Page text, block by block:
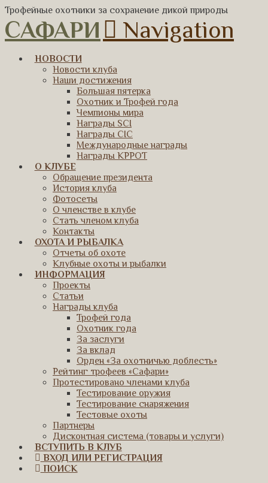
Трофейные охотники за сохранение дикой природы
САФАРИ Navigation
НОВОСТИ
Новости клуба
Наши достижения
Большая пятерка
Охотник и Трофей года
Чемпионы мира
Награды SCI
Награды CIC
Международные награды
Награды КРРОТ
О КЛУБЕ
Обращение президента
История клуба
Фотосеты
О членстве в клубе
Стать членом клуба
Контакты
ОХОТА И РЫБАЛКА
Отчеты об охоте
Клубные охоты и рыбалки
ИНФОРМАЦИЯ
Проекты
Статьи
Награды клуба
Трофей года
Охотник года
За заслуги
За вклад
Орден «За охотничью доблесть»
Рейтинг трофеев «Сафари»
Протестировано членами клуба
Тестирование оружия
Тестирование снаряжения
Тестовые охоты
Партнеры
Дисконтная система (товары и услуги)
ВСТУПИТЬ В КЛУБ
ВХОД ИЛИ РЕГИСТРАЦИЯ
ПОИСК